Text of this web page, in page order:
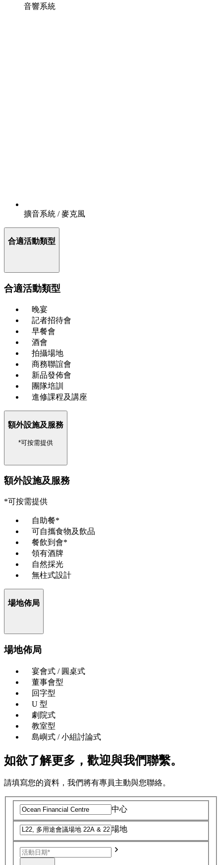
音響系統
擴音系統 / 麥克風
合適活動類型
合適活動類型
晚宴
記者招待會
早餐會
酒會
拍攝場地
商務聯誼會
新品發佈會
團隊培訓
進修課程及講座
額外設施及服務
*可按需提供
額外設施及服務
*可按需提供
自助餐*
可自攜食物及飲品
餐飲到會*
領有酒牌
自然採光
無柱式設計
場地佈局
場地佈局
宴會式 / 圓桌式
董事會型
回字型
U 型
劇院式
教室型
島嶼式 / 小組討論式
如欲了解更多，歡迎與我們聯繫。
請填寫您的資料，我們將有專員主動與您聯絡。
中心
場地